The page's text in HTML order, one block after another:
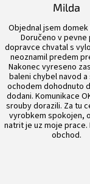
3 z 5 hvězdiček.
Milda
Objednal jsem domek
Doručeno v pevne
dopravce chvatal s
neoznamil predem
Nakonec vyreseno
baleni chybel navod
ochodem dohodnuto
dodani. Komunikace
srouby dorazili. Za tu
vyrobkem spokojen,
natrit je uz moje prace.
obchod.